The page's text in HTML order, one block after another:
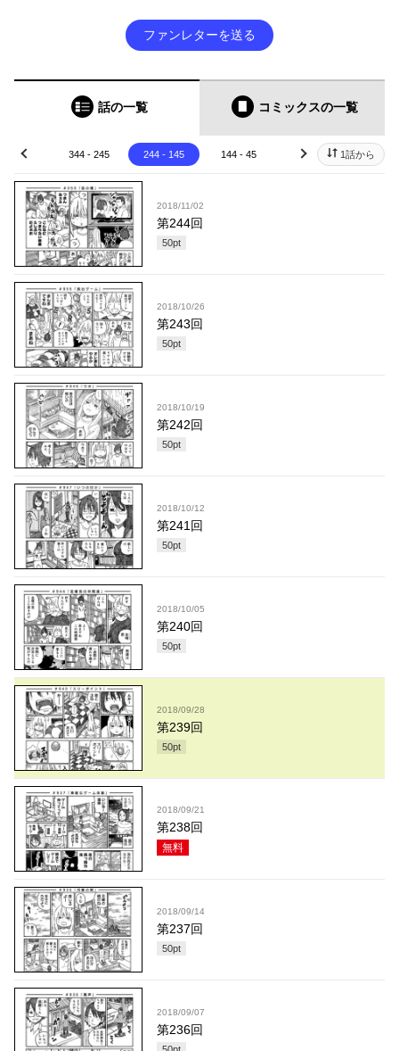
ファンレターを送る
話の一覧 コミックスの一覧
- 345 344 - 245 244 - 145 144 - 45 44 - 1
prev next 1話から
2018/11/02
第244回
50pt
2018/10/26
第243回
50pt
2018/10/19
第242回
50pt
2018/10/12
第241回
50pt
2018/10/05
第240回
50pt
2018/09/28
第239回
50pt
2018/09/21
第238回
無料
2018/09/14
第237回
50pt
2018/09/07
第236回